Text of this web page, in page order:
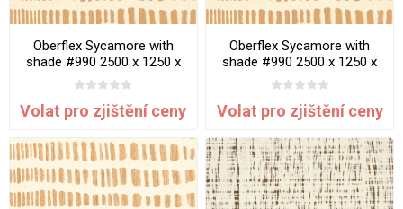
Oberflex Sycamore with
shade #990 2500 x 1250 x
1.3mm Matte Gator Effect
Volat pro zjištění ceny
Oberflex Sycamore with
shade #990 2500 x 1250 x
1.3mm Pearlescent Gator
Effect
Volat pro zjištění ceny